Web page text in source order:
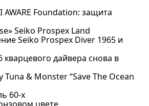
AWARE Foundation: защита
Seiko Prospex Land
Seiko Prospex Diver 1965 и
дайвера снова в
Tuna & Monster “Save The Ocean
60-х